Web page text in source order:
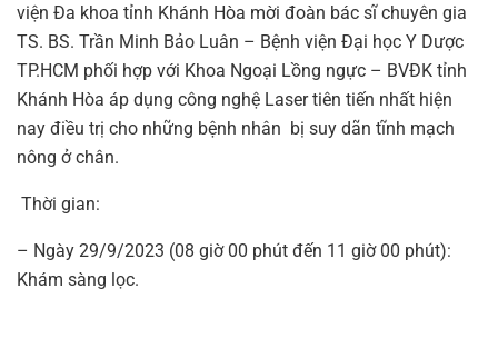
viện Đa khoa tỉnh Khánh Hòa mời đoàn bác sĩ chuyên gia
TS. BS. Trần Minh Bảo Luân – Bệnh viện Đại học Y Dược
TP.HCM phối hợp với Khoa Ngoại Lồng ngực – BVĐK tỉnh
Khánh Hòa áp dụng công nghệ Laser tiên tiến nhất hiện
nay điều trị cho những bệnh nhân bị suy dãn tĩnh mạch
nông ở chân.
Thời gian:
– Ngày 29/9/2023 (08 giờ 00 phút đến 11 giờ 00 phút):
Khám sàng lọc.